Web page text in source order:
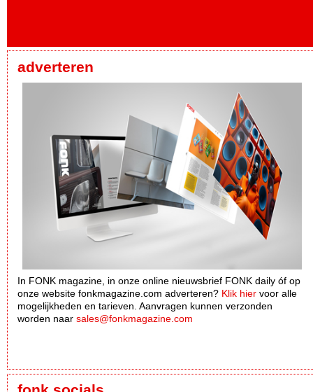
adverteren
In FONK magazine, in onze online nieuwsbrief FONK daily óf op
onze website fonkmagazine.com adverteren? Klik hier voor alle
mogelijkheden en tarieven. Aanvragen kunnen verzonden
worden naar sales@fonkmagazine.com